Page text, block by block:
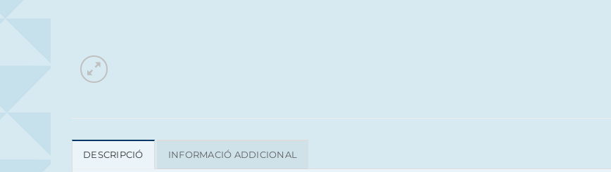
DESCRIPCIÓ INFORMACIÓ ADDICIONAL